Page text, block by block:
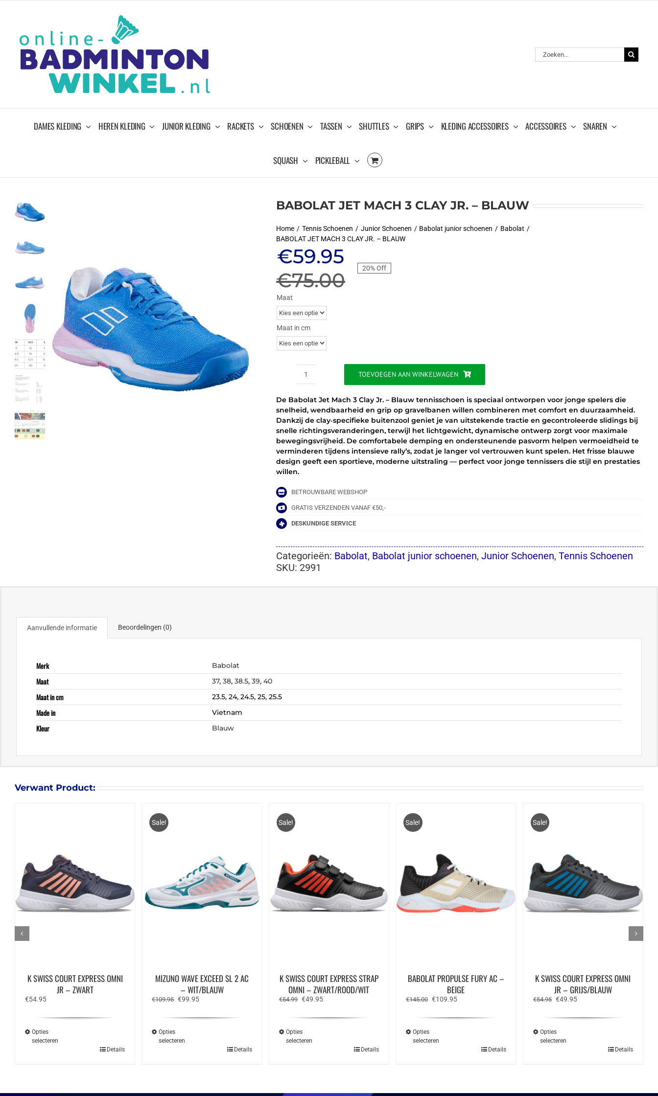
Zoeken
naar:
DAMES KLEDING HEREN KLEDING JUNIOR KLEDING RACKETS SCHOENEN TASSEN SHUTTLES GRIPS KLEDING ACCESSOIRES ACCESSOIRES SNAREN
SQUASH PICKLEBALL
BABOLAT JET MACH 3 CLAY JR. – BLAUW
Home Tennis Schoenen Junior Schoenen Babolat junior schoenen
Babolat
BABOLAT JET MACH 3 CLAY JR. – BLAUW
€75.00
Oorspronkelijke
prijs
was:
€75.00.
€59.95
Huidige
prijs
is:
€59.95.
20% Off
Maat
Maat in cm
BABOLAT
MACH
3
CLAY
JR.
-
BLAUW
aantal
TOEVOEGEN AAN WINKELWAGEN
De Babolat Jet Mach 3 Clay Jr. – Blauw tennisschoen is speciaal ontworpen voor jonge spelers die
snelheid, wendbaarheid en grip op gravelbanen willen combineren met comfort en duurzaamheid.
Dankzij de clay‑specifieke buitenzool geniet je van uitstekende tractie en gecontroleerde slidings bij
snelle richtingsveranderingen, terwijl het lichtgewicht, dynamische ontwerp zorgt voor maximale
bewegingsvrijheid. De comfortabele demping en ondersteunende pasvorm helpen vermoeidheid te
verminderen tijdens intensieve rally’s, zodat je langer vol vertrouwen kunt spelen. Het frisse blauwe
design geeft een sportieve, moderne uitstraling — perfect voor jonge tennissers die stijl en prestaties
willen.
BETROUWBARE WEBSHOP
GRATIS VERZENDEN VANAF €50,-
DESKUNDIGE SERVICE
Categorieën: Babolat, Babolat junior schoenen,Junior Schoenen,Tennis Schoenen
SKU: 2991
Aanvullende informatie Beoordelingen (0)
Merk Babolat
Maat 37, 38, 38.5, 39, 40
Maat in cm 23.5, 24, 24.5, 25, 25.5
Made in Vietnam
Kleur Blauw
Verwant Product:
K SWISS COURT EXPRESS OMNI
JR – ZWART
€54.95
Opties
selecteren
Details
Sale!
MIZUNO WAVE EXCEED SL 2 AC
– WIT/BLAUW
€109.95 Oorspronkelijke
€109.95.
€99.95Huidige
€99.95.
Opties
selecteren
Details
Sale!
K SWISS COURT EXPRESS STRAP
OMNI – ZWART/ROOD/WIT
€54.99 Oorspronkelijke
€54.99.
€49.95Huidige
€49.95.
Opties
selecteren
Details
Sale!
BABOLAT PROPULSE FURY AC –
BEIGE
€145.00 Oorspronkelijke
€145.00.
€109.95Huidige
€109.95.
Opties
selecteren
Details
Sale!
K SWISS COURT EXPRESS OMNI
JR – GRIJS/BLAUW
€54.95 Oorspronkelijke
€54.95.
€49.95Huidige
€49.95.
Opties
selecteren
Details